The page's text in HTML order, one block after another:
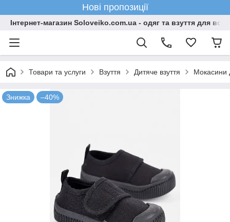
Нові пропозиції
Інтернет-магазин Soloveiko.com.ua - одяг та взуття для всієї
Товари та услуги Взуття Дитяче взуття Мокасини
Знижка –40%